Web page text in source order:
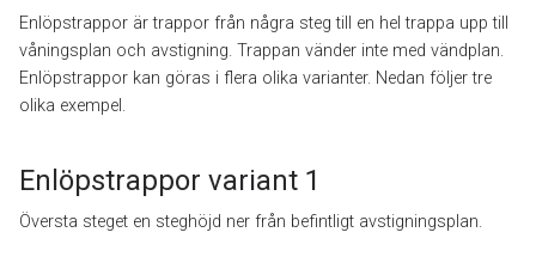
Enlöpstrappor är trappor från några steg till en hel trappa upp till
våningsplan och avstigning. Trappan vänder inte med vändplan.
Enlöpstrappor kan göras i flera olika varianter. Nedan följer tre
olika exempel.
Enlöpstrappor variant 1
Översta steget en steghöjd ner från befintligt avstigningsplan.